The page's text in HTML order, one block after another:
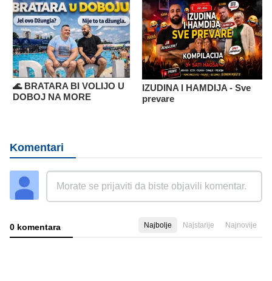
🌊 BRATARA BI VOLIJO U
DOBOJ NA MORE
IZUDINA I HAMDIJA - Sve
prevare
Komentari
0 komentara Najbolje Najstarije Najnovije